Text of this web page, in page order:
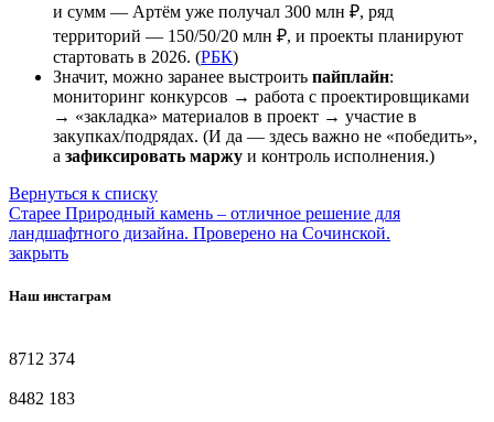
и сумм — Артём уже получал 300 млн ₽, ряд
территорий — 150/50/20 млн ₽, и проекты планируют
стартовать в 2026. (РБК)
Значит, можно заранее выстроить пайплайн:
мониторинг конкурсов → работа с проектировщиками
→ «закладка» материалов в проект → участие в
закупках/подрядах. (И да — здесь важно не «победить»,
а зафиксировать маржу и контроль исполнения.)
Вернуться к списку
Старее Природный камень – отличное решение для
ландшафтного дизайна. Проверено на Сочинской.
закрыть
Наш инстаграм
8712 374
8482 183